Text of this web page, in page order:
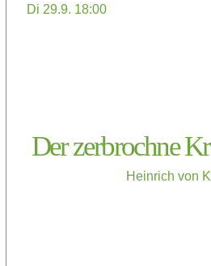
Di 29.9. 18:00
Der zerbrochne
Heinrich von